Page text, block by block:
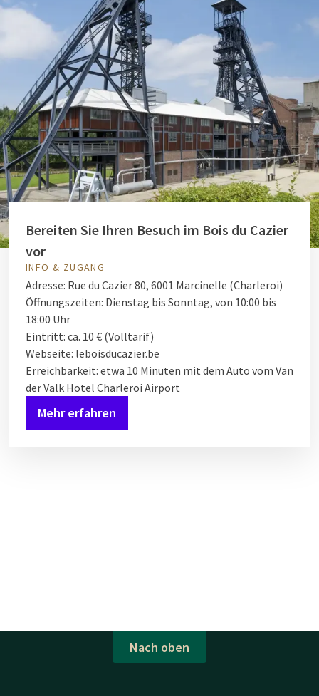
Bereiten Sie Ihren Besuch im Bois du Cazier
vor
INFO & ZUGANG
Adresse: Rue du Cazier 80, 6001 Marcinelle (Charleroi)
Öffnungszeiten: Dienstag bis Sonntag, von 10:00 bis
18:00 Uhr
Eintritt: ca. 10 € (Volltarif)
Webseite: leboisducazier.be
Erreichbarkeit: etwa 10 Minuten mit dem Auto vom Van
der Valk Hotel Charleroi Airport
Mehr erfahren
Nach oben